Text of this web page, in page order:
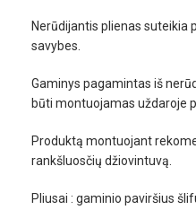
Nerūdijantis plienas suteikia
savybes.
Gaminys pagamintas iš
būti montuojamas uždaroje
Produktą montuojant
rankšluosčių džiovintuvą.
Pliusai : gaminio paviršius